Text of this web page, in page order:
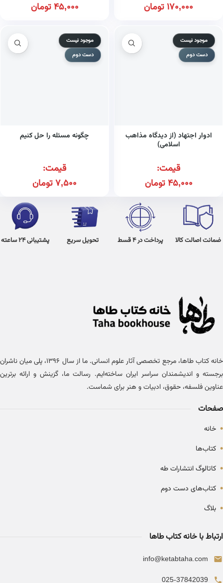
170,000تومان
45,000تومان
موجود نیست
دست دوم
ادوار اجتهاد (از دیدگاه مذاهب
اسلامی)
قیمت:
45,000تومان
موجود نیست
دست دوم
چگونه مسئله را حل کنیم
قیمت:
7,500تومان
ضمانت اصالت کالا پرداخت در 4 قسط تحویل سریع پشتیبانی 24 ساعته
خانه کتاب طاها، مرجع تخصصی آثار علوم انسانی. ما از سال ۱۳۹۶، پلی میان ناشران
برجسته و اندیشمندان سراسر ایران ساخته‌ایم. رسالت ما، گزینش و ارائه برترین
عناوین فلسفه، حقوق، ادبیات و هنر برای شماست.
صفحات
• خانه
• کتاب‌ها
• کاتالوگ انتشارات طه
• کتاب‌های دست دوم
• بلاگ
ارتباط با خانه کتاب طاها
info@ketabtaha.com
025-37842039